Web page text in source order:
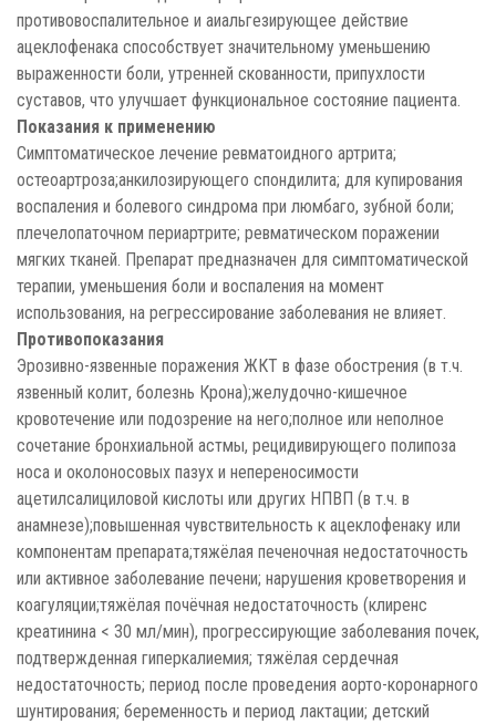
противовоспалительное и аиальгезирующее действие
ацеклофенака способствует значительному уменьшению
выраженности боли, утренней скованности, припухлости
суставов, что улучшает функциональное состояние пациента.
Показания к применению
Симптоматическое лечение ревматоидного артрита;
остеоартроза;анкилозирующего спондилита; для купирования
воспаления и болевого синдрома при люмбаго, зубной боли;
плечелопаточном периартрите; ревматическом поражении
мягких тканей. Препарат предназначен для симптоматической
терапии, уменьшения боли и воспаления на момент
использования, на регрессирование заболевания не влияет.
Противопоказания
Эрозивно-язвенные поражения ЖКТ в фазе обострения (в т.ч.
язвенный колит, болезнь Крона);желудочно-кишечное
кровотечение или подозрение на него;полное или неполное
сочетание бронхиальной астмы, рецидивирующего полипоза
носа и околоносовых пазух и непереносимости
ацетилсалициловой кислоты или других НПВП (в т.ч. в
анамнезе);повышенная чувствительность к ацеклофенаку или
компонентам препарата;тяжёлая печеночная недостаточность
или активное заболевание печени; нарушения кроветворения и
коагуляции;тяжёлая почёчная недостаточность (клиренс
креатинина < 30 мл/мин), прогрессирующие заболевания почек,
подтвержденная гиперкалиемия; тяжёлая сердечная
недостаточность; период после проведения аорто-коронарного
шунтирования; беременность и период лактации; детский